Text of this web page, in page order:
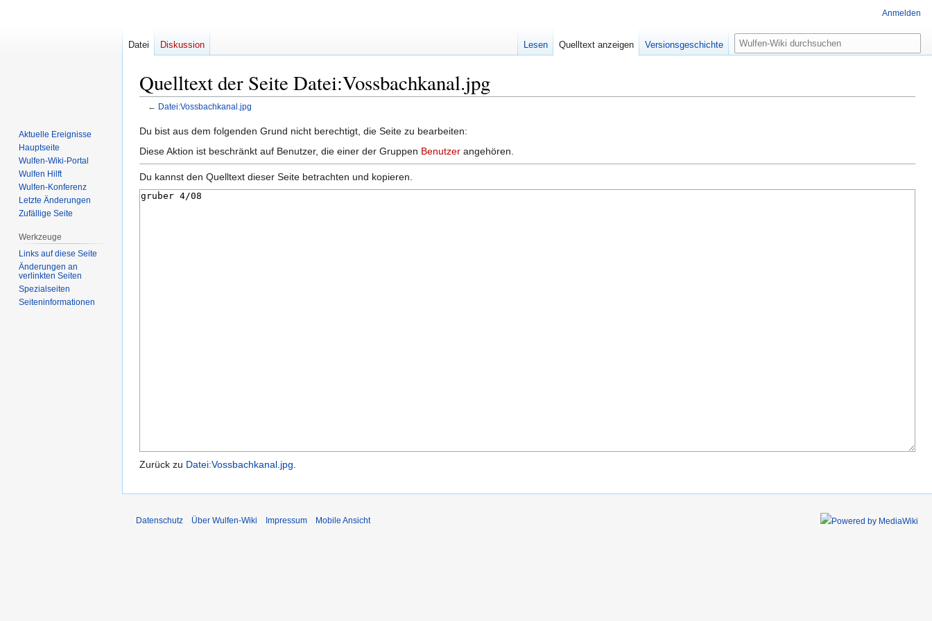
Quelltext der Seite Datei:Vossbachkanal.jpg
← Datei:Vossbachkanal.jpg
Zur
Navigation
Zur
Suche
Du bist aus dem folgenden Grund nicht berechtigt, die Seite zu bearbeiten:
Diese Aktion ist beschränkt auf Benutzer, die einer der Gruppen Benutzer angehören.
Du kannst den Quelltext dieser Seite betrachten und kopieren.
Zurück zu Datei:Vossbachkanal.jpg.
Anmelden
Datei Diskussion Lesen Quelltext anzeigen Versionsgeschichte
Suche
Aktuelle Ereignisse
Hauptseite
Wulfen-Wiki-Portal
Wulfen Hilft
Wulfen-Konferenz
Letzte Änderungen
Zufällige Seite
Werkzeuge
Links auf diese Seite
Änderungen an
verlinkten Seiten
Spezialseiten
Seiten­­informationen
Datenschutz Über Wulfen-Wiki Impressum Mobile Ansicht